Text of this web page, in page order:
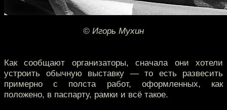
© Игорь Мухин
Как сообщают организаторы, сначала они хотели
устроить обычную выставку — то есть развесить
примерно с полста работ, оформленных, как
положено, в паспарту, рамки и всё такое.